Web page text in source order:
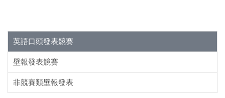
英語口頭發表競賽
壁報發表競賽
非競賽類壁報發表